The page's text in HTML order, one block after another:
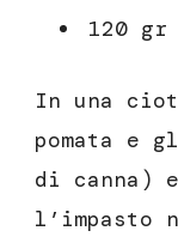
120
In una
pomata e
di canna)
l’impasto